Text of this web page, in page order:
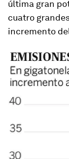
última gran
cuatro
incremento